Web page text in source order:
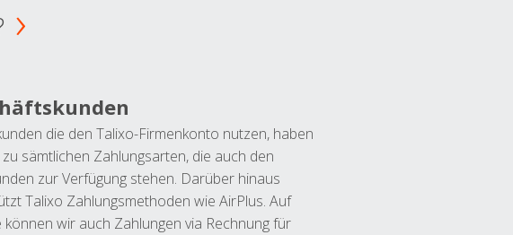
die den Talixo-Firmenkonto nutzen, haben
sämtlichen Zahlungsarten, die auch den
zur Verfügung stehen. Darüber hinaus
Talixo Zahlungsmethoden wie AirPlus. Auf
können wir auch Zahlungen via Rechnung für